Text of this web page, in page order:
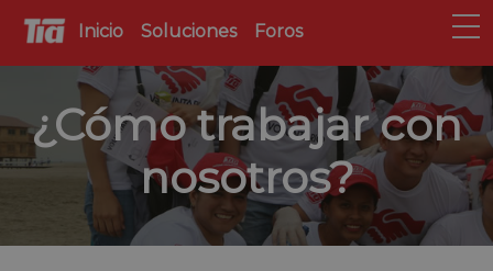
Inicio Soluciones Foros
¿Cómo trabajar con
nosotros?